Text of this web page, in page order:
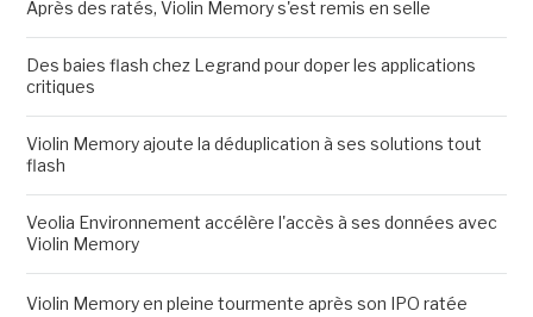
Après des ratés, Violin Memory s'est remis en selle
Des baies flash chez Legrand pour doper les applications
critiques
Violin Memory ajoute la déduplication à ses solutions tout
flash
Veolia Environnement accélère l'accès à ses données avec
Violin Memory
Violin Memory en pleine tourmente après son IPO ratée